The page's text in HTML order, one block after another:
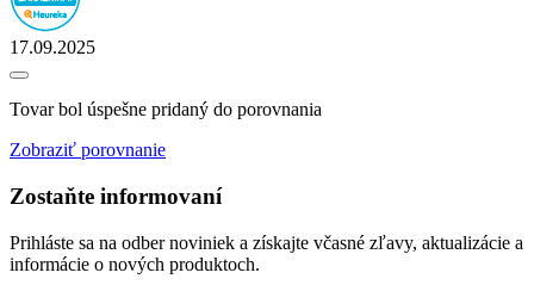
17.09.2025
Tovar bol úspešne pridaný do porovnania
Zobraziť porovnanie
Zostaňte informovaní
Prihláste sa na odber noviniek a získajte včasné zľavy, aktualizácie a
informácie o nových produktoch.